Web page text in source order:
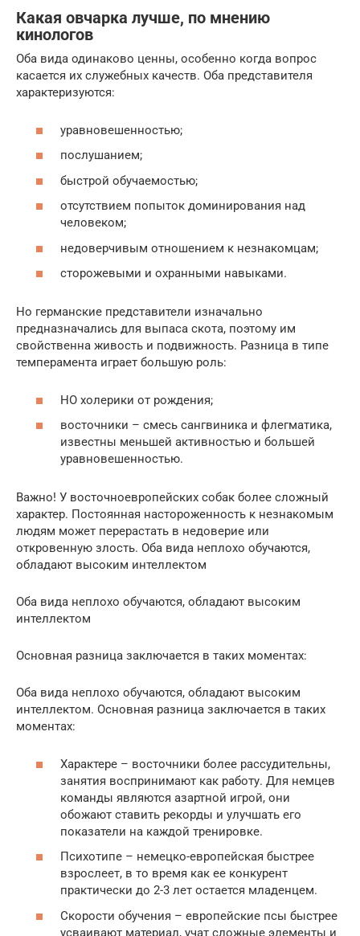
Какая овчарка лучше, по мнению
кинологов
Оба вида одинаково ценны, особенно когда вопрос
касается их служебных качеств. Оба представителя
характеризуются:
уравновешенностью;
послушанием;
быстрой обучаемостью;
отсутствием попыток доминирования над
человеком;
недоверчивым отношением к незнакомцам;
сторожевыми и охранными навыками.
Но германские представители изначально
предназначались для выпаса скота, поэтому им
свойственна живость и подвижность. Разница в типе
темперамента играет большую роль:
НО холерики от рождения;
восточники – смесь сангвиника и флегматика,
известны меньшей активностью и большей
уравновешенностью.
Важно! У восточноевропейских собак более сложный
характер. Постоянная настороженность к незнакомым
людям может перерастать в недоверие или
откровенную злость. Оба вида неплохо обучаются,
обладают высоким интеллектом
Оба вида неплохо обучаются, обладают высоким
интеллектом
Основная разница заключается в таких моментах:
Оба вида неплохо обучаются, обладают высоким
интеллектом. Основная разница заключается в таких
моментах:
Характере – восточники более рассудительны,
занятия воспринимают как работу. Для немцев
команды являются азартной игрой, они
обожают ставить рекорды и улучшать его
показатели на каждой тренировке.
Психотипе – немецко-европейская быстрее
взрослеет, в то время как ее конкурент
практически до 2-3 лет остается младенцем.
Скорости обучения – европейские псы быстрее
усваивают материал, учат сложные элементы и